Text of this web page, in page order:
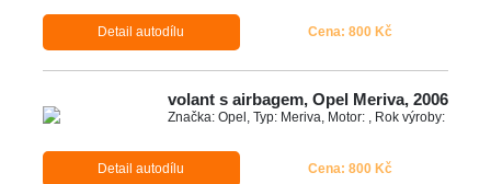
Detail autodílu Cena: 800 Kč
volant s airbagem, Opel Meriva, 2006
Značka: Opel, Typ: Meriva, Motor: , Rok výroby:
Detail autodílu Cena: 800 Kč